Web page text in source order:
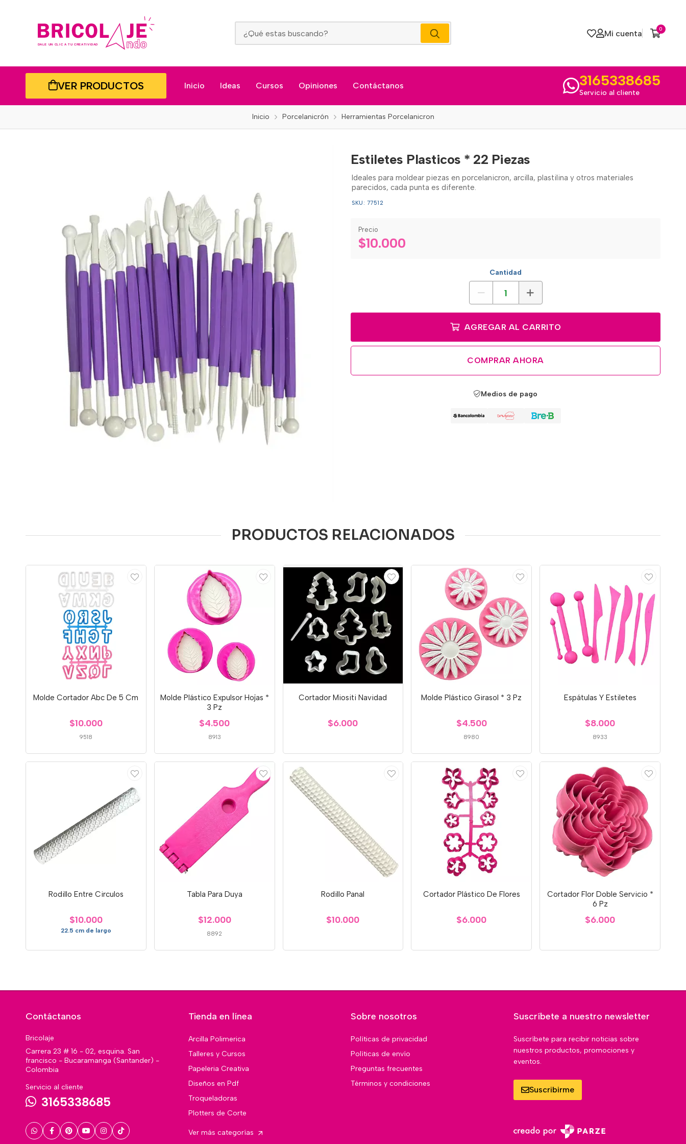
Mi cuenta 0
VER PRODUCTOS Inicio Ideas Cursos Opiniones Contáctanos 3165338685
Servicio al cliente
Inicio Porcelanicrón Herramientas Porcelanicron
Estiletes Plasticos * 22 Piezas
Ideales para moldear piezas en porcelanicron, arcilla, plastilina y otros materiales
parecidos, cada punta es diferente.
SKU: 77512
Precio
$10.000
Cantidad
AGREGAR AL CARRITO
COMPRAR AHORA
Medios de pago
PRODUCTOS RELACIONADOS
Molde Cortador Abc De 5 Cm
$10.000
9518
Molde Plástico Expulsor Hojas *
3 Pz
$4.500
8913
Cortador Miositi Navidad
$6.000
Molde Plástico Girasol * 3 Pz
$4.500
8980
Espátulas Y Estiletes
$8.000
8933
Rodillo Entre Circulos
$10.000
22.5 cm de largo
Tabla Para Duya
$12.000
8892
Rodillo Panal
$10.000
Cortador Plástico De Flores
$6.000
Cortador Flor Doble Servicio *
6 Pz
$6.000
Contáctanos
Bricolaje
Carrera 23 # 16 - 02, esquina. San
francisco - Bucaramanga (Santander) -
Colombia
Servicio al cliente
3165338685
Tienda en línea
Arcilla Polimerica
Talleres y Cursos
Papeleria Creativa
Diseños en Pdf
Troqueladoras
Plotters de Corte
Ver más categorías
Sobre nosotros
Políticas de privacidad
Políticas de envío
Preguntas frecuentes
Términos y condiciones
Suscríbete a nuestro newsletter
Suscríbete para recibir noticias sobre
nuestros productos, promociones y
eventos.
Suscribirme